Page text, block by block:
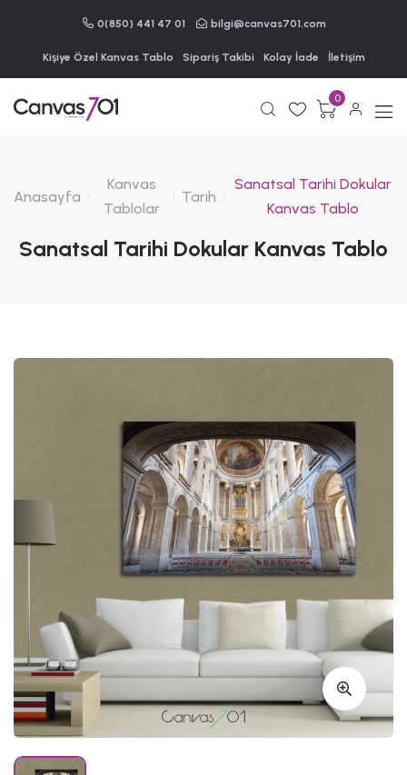
0(850) 441 47 01 bilgi@canvas701.com
Kişiye Özel Kanvas Tablo Sipariş Takibi Kolay İade İletişim
0
Anasayfa
Kanvas
Tablolar
Tarih
Sanatsal Tarihi Dokular
Kanvas Tablo
Sanatsal Tarihi Dokular Kanvas Tablo